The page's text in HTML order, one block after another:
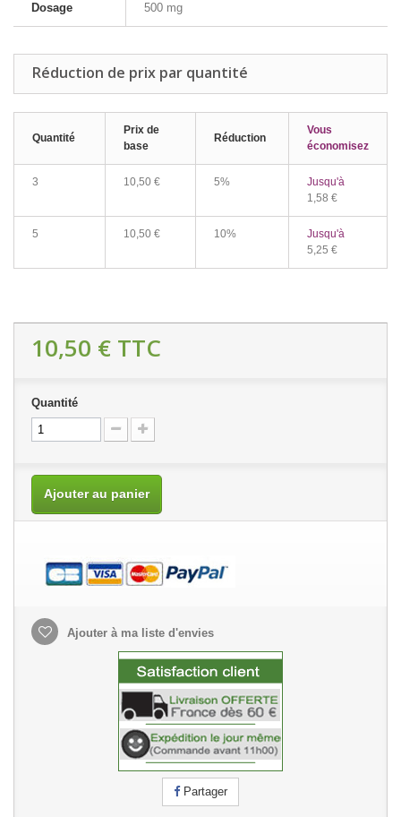
Dosage 500 mg
Réduction de prix par quantité
Quantité
Prix de
base
Réduction
Vous
économisez
3 10,50 € 5%
Jusqu'à
1,58 €
5 10,50 € 10%
Jusqu'à
5,25 €
10,50 € TTC
Quantité
Ajouter au panier
Ajouter à ma liste d'envies
Partager